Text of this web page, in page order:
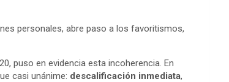
personales, abre paso a los favoritismos,
puso en evidencia esta incoherencia. En
casi unánime: descalificación inmediata,